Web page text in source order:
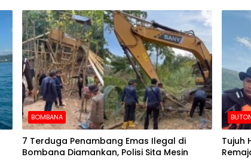
BOMBANA
7 Terduga Penambang Emas Ilegal di
Bombana Diamankan, Polisi Sita Mesin
Tujuh